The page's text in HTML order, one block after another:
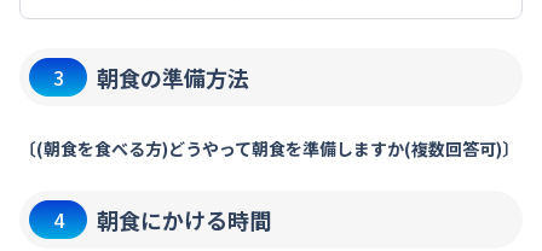
3 朝食の準備方法
〔(朝食を食べる方)どうやって朝食を準備しますか(複数回答可)〕
4 朝食にかける時間